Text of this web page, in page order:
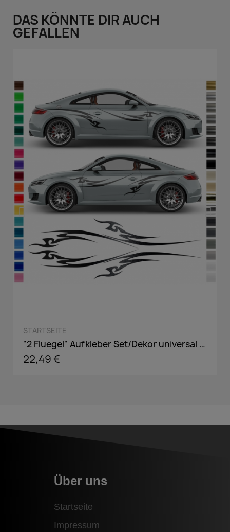
DAS KÖNNTE DIR AUCH
GEFALLEN
STARTSEITE
"2 Fluegel" Aufkleber Set/Dekor universal passend in Wunschfarbe
22,49 €
Über uns
Startseite
Impressum